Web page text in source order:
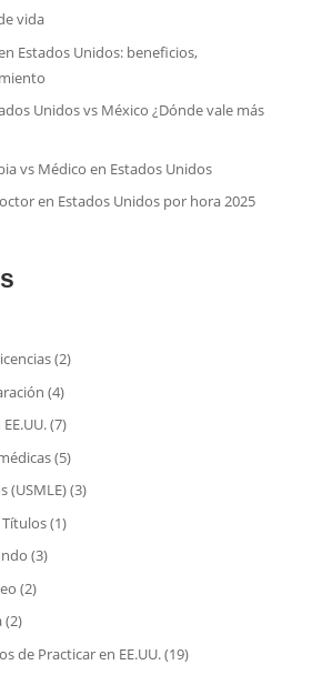
vida
Estados Unidos: beneficios,
Unidos vs México ¿Dónde vale más
vs Médico en Estados Unidos
en Estados Unidos por hora 2025
(2)
(4)
(7)
(5)
(USMLE)(3)
(1)
(3)
(2)
(2)
de Practicar en EE.UU.(19)